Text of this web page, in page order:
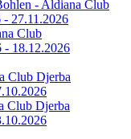
- Aldiana Club
- 27.11.2026
Club
- 18.12.2026
Club Djerba
Club Djerba